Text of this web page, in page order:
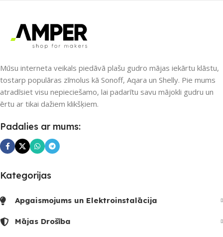
SKAITS
Mūsu interneta veikals piedāvā plašu gudro mājas iekārtu klāstu,
tostarp populāras zīmolus kā Sonoff, Aqara un Shelly. Pie mums
atradīsiet visu nepieciešamo, lai padarītu savu mājokli gudru un
ērtu ar tikai dažiem klikšķiem.
Padalies ar mums:
Kategorijas
Apgaismojums un Elektroinstalācija
Mājas Drošība